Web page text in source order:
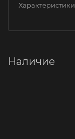
Характеристики
Наличие